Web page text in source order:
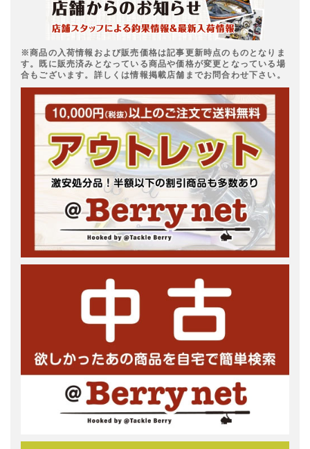
※商品の入荷情報および販売価格は記事更新時点のものとなりま
す。既に販売済みとなっている商品や価格が変更となっている場
合もございます。詳しくは情報掲載店舗までお問合わせ下さい。